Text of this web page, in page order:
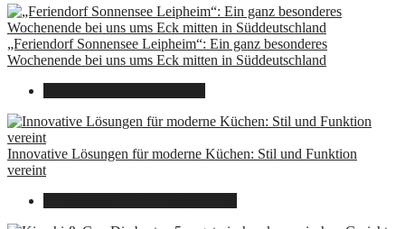
„Feriendorf Sonnensee Leipheim“: Ein ganz besonderes
Wochenende bei uns ums Eck mitten in Süddeutschland
Innovative Lösungen für moderne Küchen: Stil und Funktion
vereint